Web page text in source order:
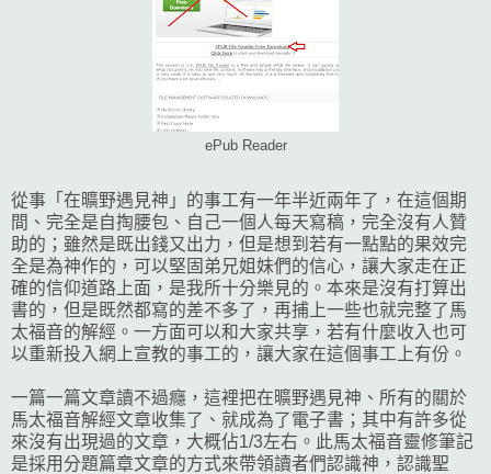
ePub Reader
從事「在曠野遇見神」的事工有一年半近兩年了，在這個期
間、完全是自掏腰包、自己一個人每天寫稿，完全沒有人贊
助的；雖然是既出錢又出力，但是想到若有一點點的果效完
全是為神作的，可以堅固弟兄姐妹們的信心，讓大家走在正
確的信仰道路上面，是我所十分樂見的。本來是沒有打算出
書的，但是既然都寫的差不多了，再捕上一些也就完整了馬
太福音的解經。一方面可以和大家共享，若有什麼收入也可
以重新投入網上宣教的事工的，讓大家在這個事工上有份。
一篇一篇文章讀不過癮，這裡把在曠野遇見神、所有的關於
馬太福音解經文章收集了、就成為了電子書；其中有許多從
來沒有出現過的文章，大概佔1/3左右。此馬太福音靈修筆記
是採用分題篇章文章的方式來帶領讀者們認識神，認識聖